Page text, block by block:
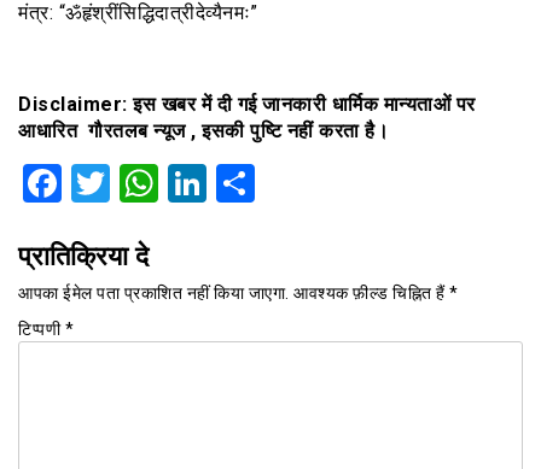
मंत्र: “ॐहृंश्रींसिद्धिदात्रीदेव्यैनमः”
Disclaimer:इस खबर में दी गई जानकारी धार्मिक मान्यताओं पर
आधारितगौरतलब न्यूज ,इसकी पुष्टि नहीं करता है।
Facebook
Twitter
WhatsApp
LinkedIn
प्रातिक्रिया दे
आपका ईमेल पता प्रकाशित नहीं किया जाएगा. आवश्यक फ़ील्ड चिह्नित हैं*
टिप्पणी*